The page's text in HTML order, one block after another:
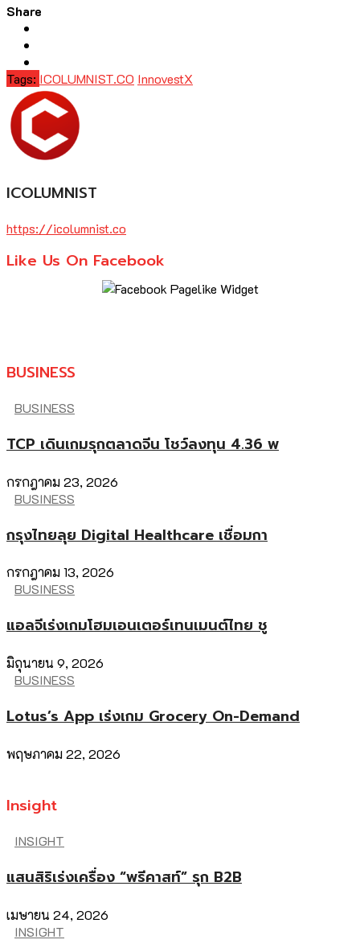
Share
Tags: ICOLUMNIST.CO InnovestX
ICOLUMNIST
https://icolumnist.co
Like Us On Facebook
BUSINESS
BUSINESS
TCP เดินเกมรุกตลาดจีน โชว์ลงทุน 4.36 พ
กรกฎาคม 23, 2026
BUSINESS
กรุงไทยลุย Digital Healthcare เชื่อมกา
กรกฎาคม 13, 2026
BUSINESS
แอลจีเร่งเกมโฮมเอนเตอร์เทนเมนต์ไทย ชู
มิถุนายน 9, 2026
BUSINESS
Lotus’s App เร่งเกม Grocery On-Demand
พฤษภาคม 22, 2026
Insight
INSIGHT
แสนสิริเร่งเครื่อง “พรีคาสท์” รุก B2B
เมษายน 24, 2026
INSIGHT